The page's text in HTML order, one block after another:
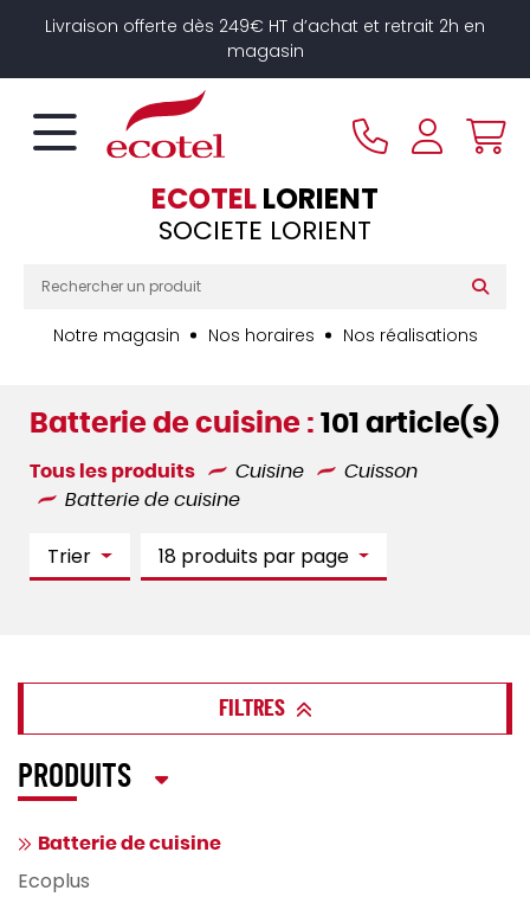
Livraison offerte dès 249€ HT d’achat et retrait 2h en
magasin
ECOTELLORIENT
SOCIETE LORIENT
Notre magasin Nos horaires Nos réalisations
Batterie de cuisine : 101 article(s)
Tous les produits Cuisine
Cuisson
Batterie de cuisine
Trier 18 produits par page
FILTRES
PRODUITS
Batterie de cuisine
Ecoplus
Panneau de gestion des cookies